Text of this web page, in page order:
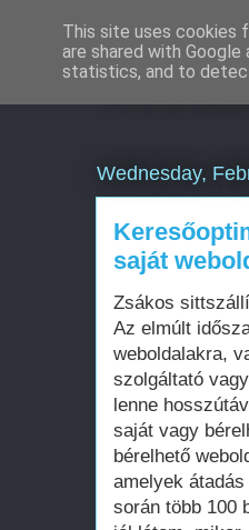
Wednesday,
saját
Zsákos
Az elmúlt
weboldalakra,
szolgáltató
lenne
saját vagy
bérelhető
amelyek
során több 100
This site uses cookies
are shared with
statistics, and to